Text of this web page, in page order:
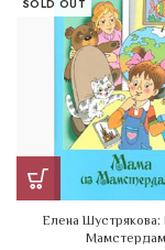
SOLD OUT
Елена Шустрякова: